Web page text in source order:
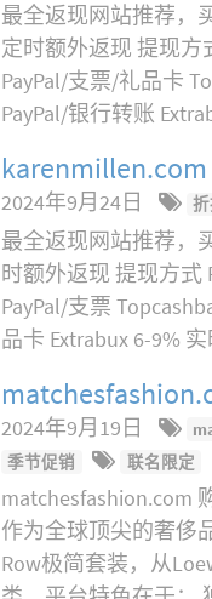
最全返现网站推荐，
定时额外返现 提现方
PayPal/支票/礼品卡
PayPal/银行转账
2024年9月24日 折
最全返现网站推荐，
时额外返现 提现方式
PayPal/支票
品卡 Extrabux 6-9%
2024年9月19日
季节促销
联名限定
matchesfashion.com
作为全球顶尖的奢侈
Row极简套装，从